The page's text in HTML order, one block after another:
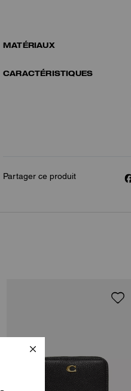
MATÉRIAUX
CARACTÉRISTIQUES
Partager ce produit